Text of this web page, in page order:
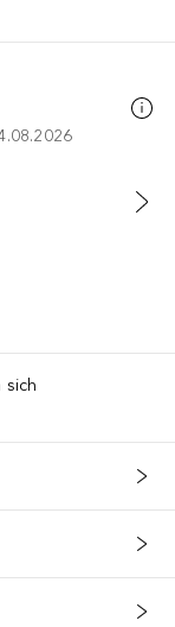
sich